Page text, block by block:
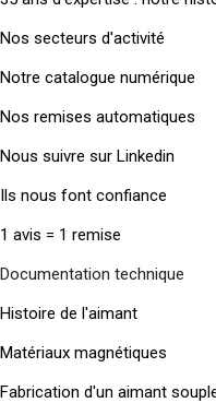
Nos secteurs d'activité
Notre catalogue numérique
Nos remises automatiques
Nous suivre sur Linkedin
Ils nous font confiance
1 avis = 1 remise
Documentation technique
Histoire de l'aimant
Matériaux magnétiques
Fabrication d'un aimant